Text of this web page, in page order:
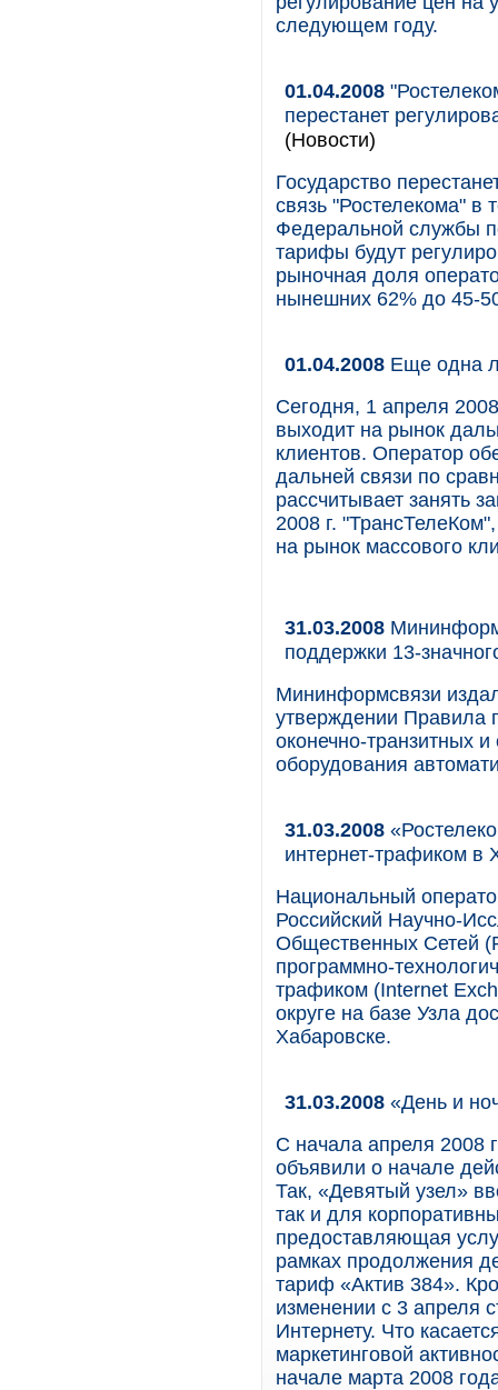
следующем году.
01.04.2008
перестанет
(Новости)
Государство
связь "Ростелекома" в
Федеральной службы
тарифы будут
рыночная доля
нынешних 62% до 45-
01.04.2008 Еще одна
Сегодня, 1 апреля
выходит на рынок
клиентов. Оператор
дальней связи по
рассчитывает занять
2008 г.
на рынок массового
31.03.2008
поддержки 13-
Мининформсвязи
утверждении Правила
оконечно-транзитных
оборудования
31.03.2008
интернет-трафиком в
Национальный
Российский Научно-
Общественных Сетей
программно-
трафиком (Internet
округе на базе Узла
Хабаровске.
31.03.2008 «День и
С начала апреля 2008
объявили о начале
Так, «Девятый узел»
так и для
предоставляющая
рамках продолжения
тариф «Актив 384».
изменении с 3 апреля
Интернету. Что
маркетинговой
начале марта 2008